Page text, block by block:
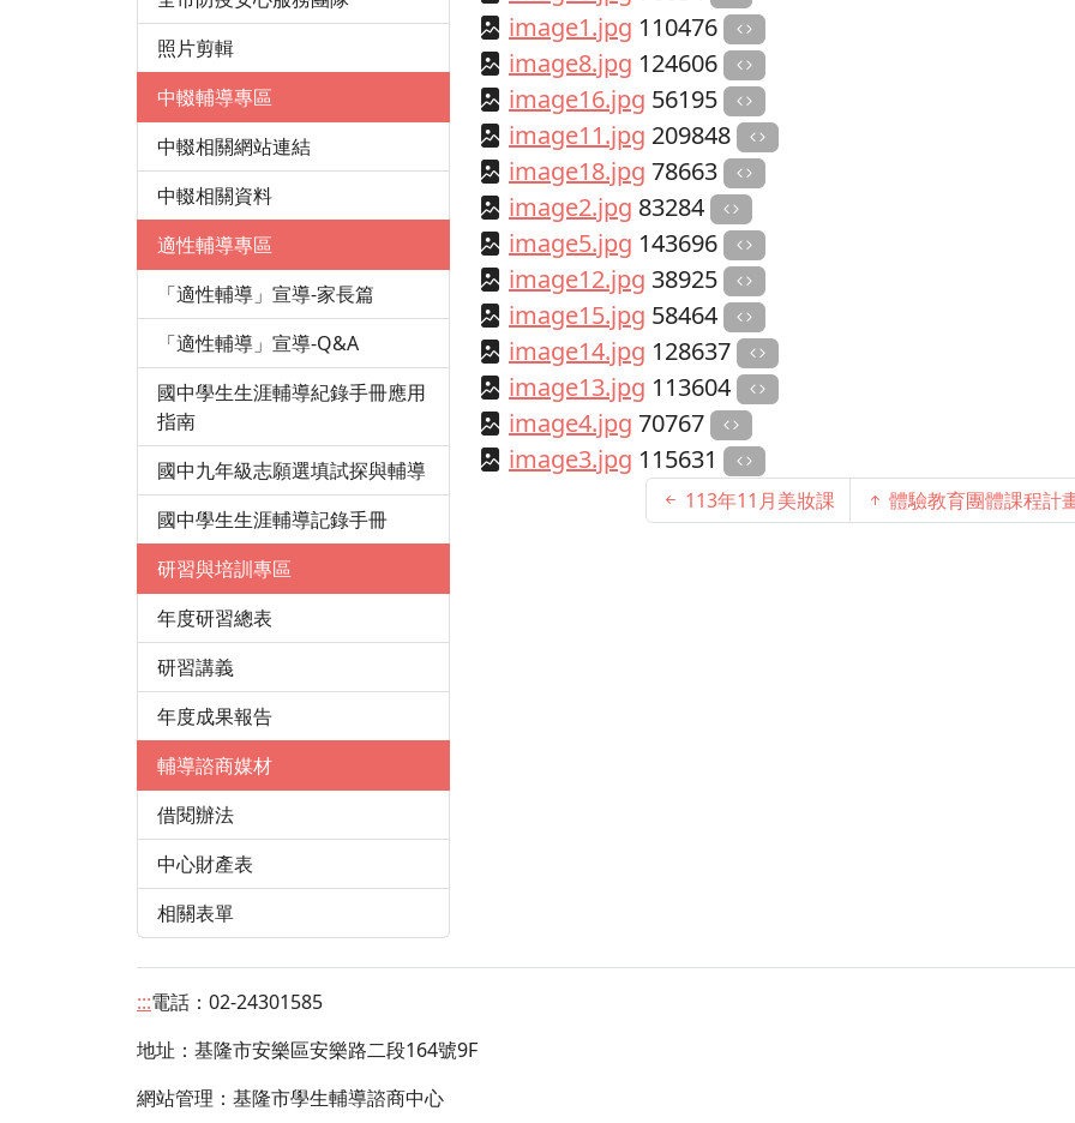
照片剪輯
中輟輔導專區
中輟相關網站連結
中輟相關資料
適性輔導專區
「適性輔導」宣導-家長篇
「適性輔導」宣導-Q&A
國中學生生涯輔導紀錄手冊應用
指南
國中九年級志願選填試探與輔導
國中學生生涯輔導記錄手冊
研習與培訓專區
年度研習總表
研習講義
年度成果報告
輔導諮商媒材
借閱辦法
中心財產表
相關表單
image1.jpg 110476
image8.jpg 124606
image16.jpg 56195
image11.jpg 209848
image18.jpg 78663
image2.jpg 83284
image5.jpg 143696
image12.jpg 38925
image15.jpg 58464
image14.jpg 128637
image13.jpg 113604
image4.jpg 70767
image3.jpg 115631
113年11月美妝課 體驗教育團體課程計
:::電話：02-24301585
地址： 基隆市安樂區安樂路二段164號9F
網站管理：基隆市學生輔導諮商中心